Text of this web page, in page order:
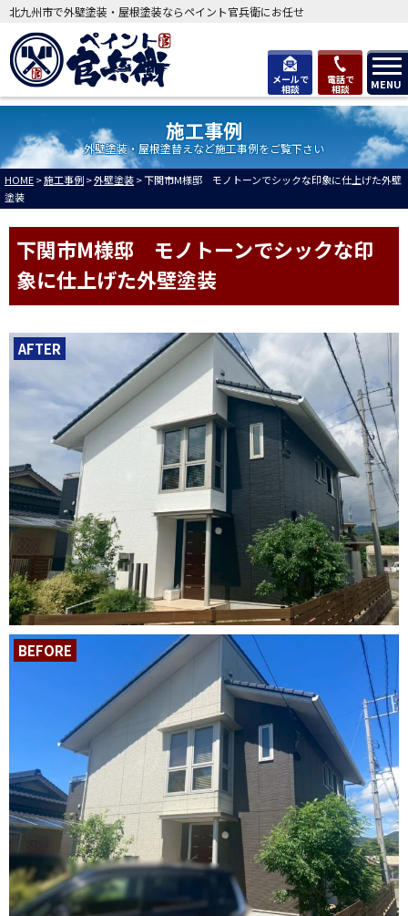
メールで
相談
電話で
相談 MENU
北九州市で外壁塗装・屋根塗装ならペイント官兵衛にお任せ
施工事例
外壁塗装・屋根塗替えなど施工事例をご覧下さい
HOME>施工事例>外壁塗装>下関市M様邸 モノトーンでシックな印象に仕上げた外壁
塗装
下関市M様邸 モノトーンでシックな印
象に仕上げた外壁塗装
AFTER
BEFORE